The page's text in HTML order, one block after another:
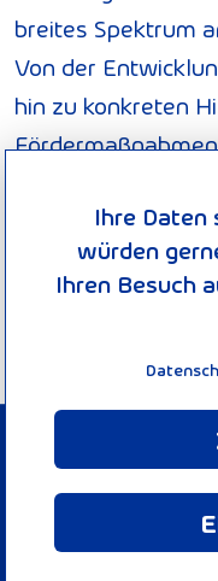
breites Spektrum
Von der
hin zu konkreten
trägt zu einer
vor Ort bei. Von
und Verbraucher
Kommunen oder
©
Ihre Daten
würden
Ihren Besuch